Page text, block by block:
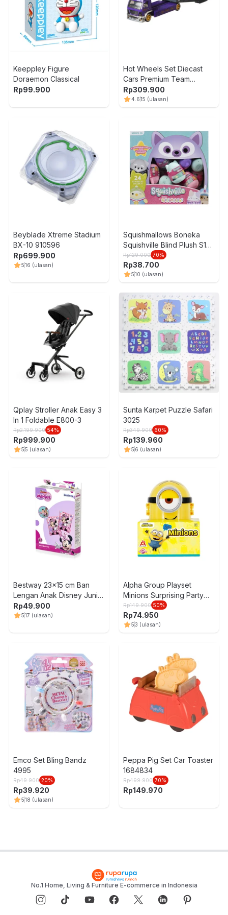
Keeppley Figure
Doraemon Classical
Rp99.900
Hot Wheels Set Diecast
Cars Premium Team
Transport Random
Rp309.900
4.615 (ulasan)
Beyblade Xtreme Stadium
BX-10 910596
Rp699.900
516 (ulasan)
Squishmallows Boneka
Squishville Blind Plush S10
Random
Rp129.000 70%
Rp38.700
510 (ulasan)
Qplay Stroller Anak Easy 3
In 1 Foldable E800-3
Rp2.199.900 54%
Rp999.900
55 (ulasan)
Sunta Karpet Puzzle Safari
3025
Rp349.900 60%
Rp139.960
5 6 (ulasan)
Bestway 23x15 cm Ban
Lengan Anak Disney Junior
Minnie
Rp49.900
517 (ulasan)
Alpha Group Playset
Minions Surprising Party
Random
Rp149.900 50%
Rp74.950
53 (ulasan)
Emco Set Bling Bandz
4995
Rp49.900 20%
Rp39.920
518 (ulasan)
Peppa Pig Set Car Toaster
1684834
Rp499.900 70%
Rp149.970
No.1 Home, Living & Furniture E-commerce in Indonesia